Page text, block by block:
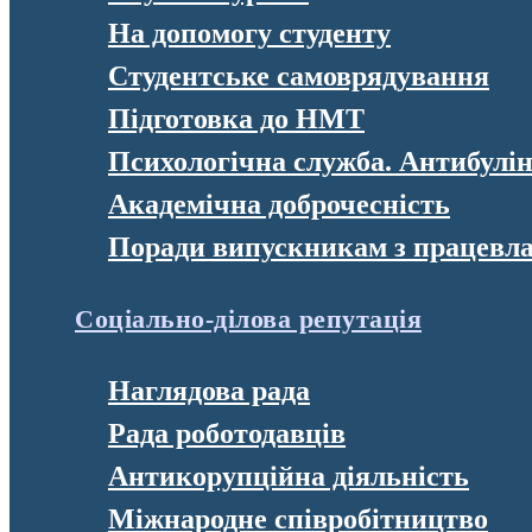
На допомогу студенту
Студентське самоврядування
Підготовка до НМТ
Психологічна служба.
Академічна доброчесність
Поради випускникам з
Соціально-ділова репутація
Наглядова рада
Рада роботодавців
Антикорупційна діяльність
Міжнародне співробітництво